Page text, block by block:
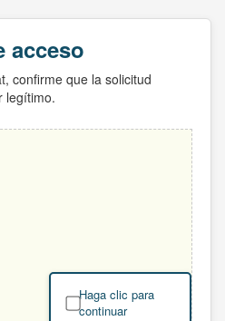
acceso
confirme que la solicitud
legítimo.
Haga clic para
continuar